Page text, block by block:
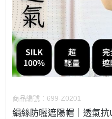
商品編號： 699-Z0201
絹絲防曬遮陽帽｜透氣